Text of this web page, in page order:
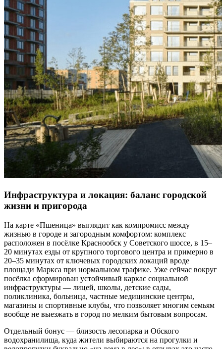
Инфраструктура и локация: баланс городской
жизни и пригорода
На карте «Пшеница» выглядит как компромисс между
жизнью в городе и загородным комфортом: комплекс
расположен в посёлке Краснообск у Советского шоссе, в 15–
20 минутах езды от крупного торгового центра и примерно в
20–35 минутах от ключевых городских локаций вроде
площади Маркса при нормальном трафике. Уже сейчас вокруг
посёлка сформирован устойчивый каркас социальной
инфраструктуры — лицей, школы, детские сады,
поликлиника, больница, частные медицинские центры,
магазины и спортивные клубы, что позволяет многим семьям
вообще не выезжать в город по мелким бытовым вопросам.
Отдельный бонус — близость лесопарка и Обского
водохранилища, куда жители выбираются на прогулки и